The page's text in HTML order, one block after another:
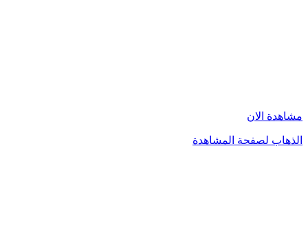
مشاهدة الان
الذهاب لصفحة المشاهدة